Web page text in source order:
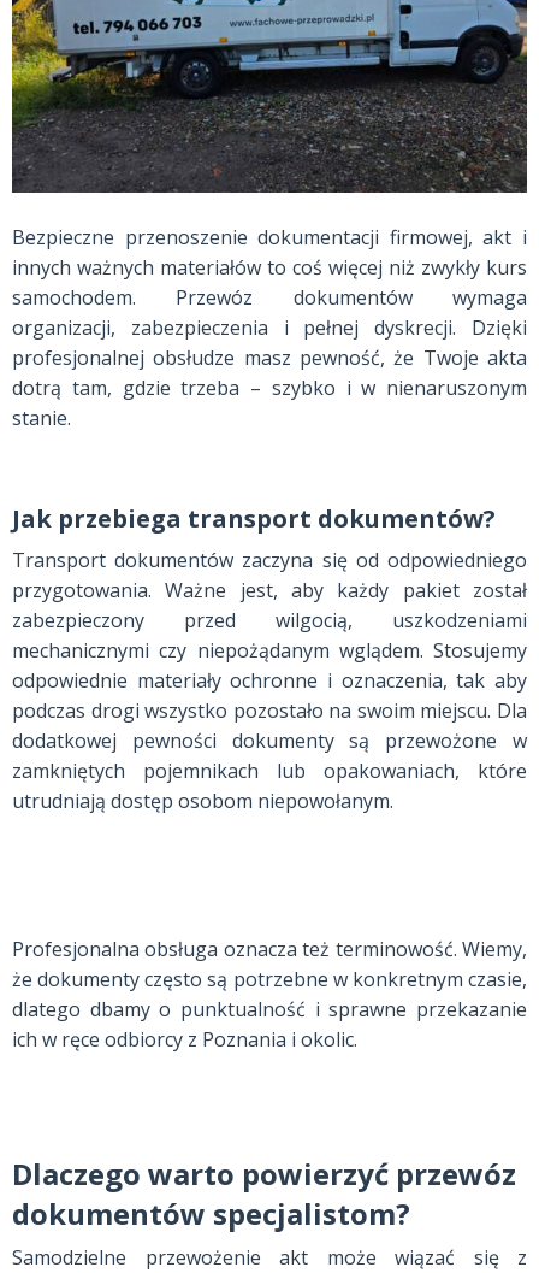
Bezpieczne przenoszenie dokumentacji firmowej, akt i
innych ważnych materiałów to coś więcej niż zwykły kurs
samochodem. Przewóz dokumentów wymaga
organizacji, zabezpieczenia i pełnej dyskrecji. Dzięki
profesjonalnej obsłudze masz pewność, że Twoje akta
dotrą tam, gdzie trzeba – szybko i w nienaruszonym
stanie.
Jak przebiega transport dokumentów?
Transport dokumentów zaczyna się od odpowiedniego
przygotowania. Ważne jest, aby każdy pakiet został
zabezpieczony przed wilgocią, uszkodzeniami
mechanicznymi czy niepożądanym wglądem. Stosujemy
odpowiednie materiały ochronne i oznaczenia, tak aby
podczas drogi wszystko pozostało na swoim miejscu. Dla
dodatkowej pewności dokumenty są przewożone w
zamkniętych pojemnikach lub opakowaniach, które
utrudniają dostęp osobom niepowołanym.
Profesjonalna obsługa oznacza też terminowość. Wiemy,
że dokumenty często są potrzebne w konkretnym czasie,
dlatego dbamy o punktualność i sprawne przekazanie
ich w ręce odbiorcy z Poznania i okolic.
Dlaczego warto powierzyć przewóz
dokumentów specjalistom?
Samodzielne przewożenie akt może wiązać się z